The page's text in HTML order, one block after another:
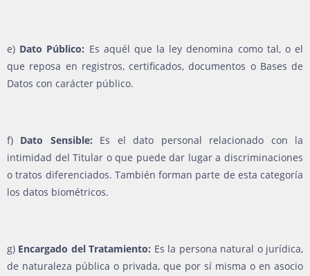
e) Dato Público: Es aquél que la ley denomina como tal, o el
que reposa en registros, certificados, documentos o Bases de
Datos con carácter público.
f) Dato Sensible: Es el dato personal relacionado con la
intimidad del Titular o que puede dar lugar a discriminaciones
o tratos diferenciados. También forman parte de esta categoría
los datos biométricos.
g) Encargado del Tratamiento: Es la persona natural o jurídica,
de naturaleza pública o privada, que por sí misma o en asocio